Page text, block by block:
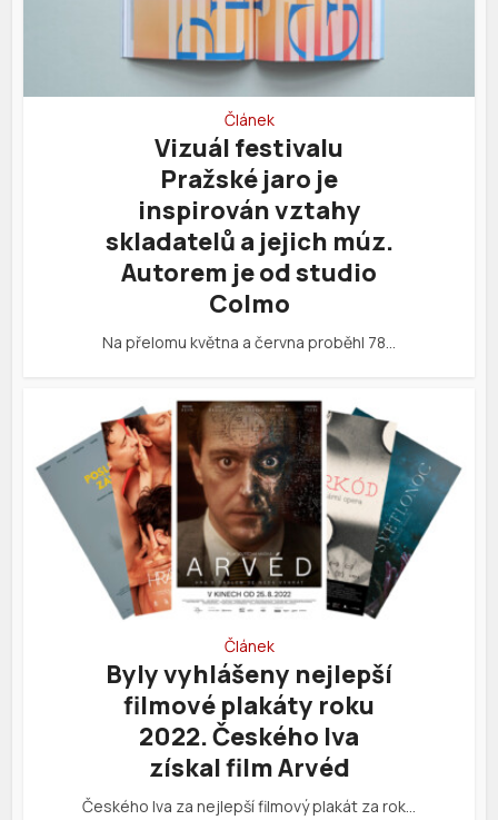
Článek
Vizuál festivalu
Pražské jaro je
inspirován vztahy
skladatelů a jejich múz.
Autorem je od studio
Colmo
Na přelomu května a června proběhl 78…
Článek
Byly vyhlášeny nejlepší
filmové plakáty roku
2022. Českého lva
získal film Arvéd
Českého lva za nejlepší filmový plakát za rok…